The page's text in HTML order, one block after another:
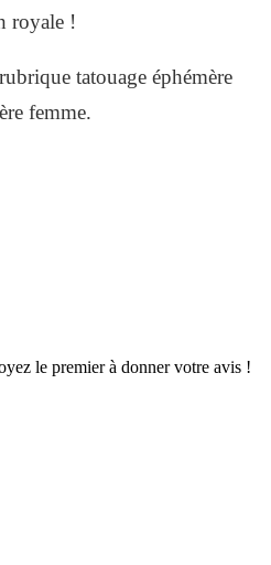
royale !
tatouage éphémère
femme.
le premier à donner votre avis !